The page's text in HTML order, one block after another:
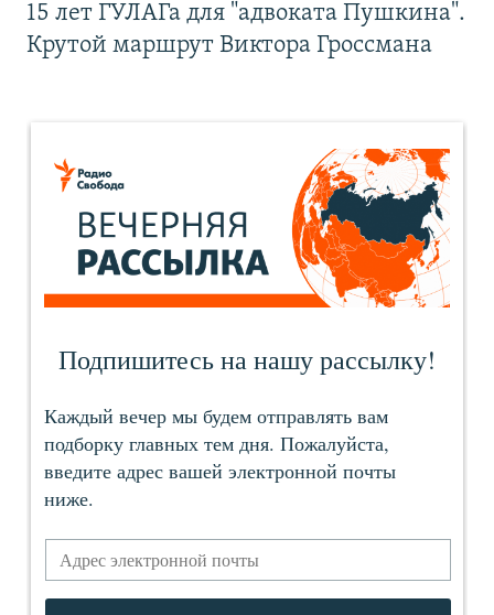
15 лет ГУЛАГа для "адвоката Пушкина".
Крутой маршрут Виктора Гроссмана